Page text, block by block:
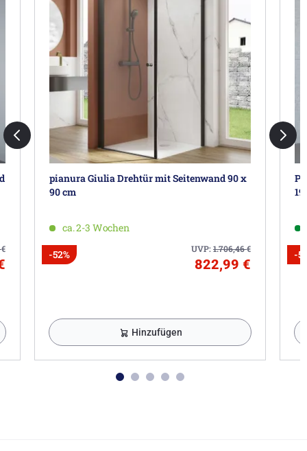
€
pianura Giulia Drehtür mit Seitenwand 90 x
90 cm
ca. 2-3 Wochen
UVP:1.706,46€
-52%
822,99 €
Hinzufügen
-